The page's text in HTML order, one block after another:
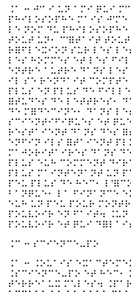
⠨⠁ ⠒ ⠚’⠁⠊ ⠥⠝ ⠁⠍⠊ ⠟⠥⠊
⠏⠓⠊⠇⠕⠎⠕⠏⠓⠑ ⠍⠁⠊⠎
⠇⠑ ⠝⠕⠍ ⠙⠥
⠞⠕⠥⠞ ⠥⠝⠂ ⠉’⠿⠞⠁⠊⠞
⠗⠿⠋⠇⠑⠭⠊⠕⠝ ⠎⠥⠗ ⠇⠑⠎
⠇⠑⠎ ⠓⠕⠍⠍⠑⠎ ⠑⠞ ⠇⠑⠎
⠑⠝⠞⠗⠑ ⠁⠥⠞⠗⠑ ⠙⠁⠝⠎
⠊⠇ ⠎⠑ ⠗⠑⠝⠙⠁⠊⠞ ⠉⠕⠍⠏⠞⠑
⠏⠇⠥⠎ ⠑⠝ ⠏⠇⠥⠎ ⠙⠑
⠿⠞⠥⠙⠑⠎ ⠙⠑ ⠇⠑⠞⠞⠗⠑⠎⠂
⠙⠑ ⠍⠿⠙⠑⠉⠊⠝⠑⠂ ⠙⠁⠝⠎
⠎⠉⠊⠑⠝⠞⠊⠋⠊⠟⠥⠑⠎ ⠑⠞
⠗⠑⠎⠞⠁⠊⠑⠝⠞ ⠙⠁⠝⠎ ⠙⠑⠎
⠑⠝⠋⠊⠝ ⠊⠇⠎ ⠿⠞⠁⠊⠑⠝⠞
⠍⠁⠚⠕⠗⠊⠞⠁⠊⠗⠑⠎ ⠙⠁⠝⠎
⠏⠇⠥⠎ ⠑⠥⠓ ⠉⠕⠍⠍⠑⠝⠞
⠏⠇⠥⠎ ⠍⠁⠊⠝⠞⠑⠝⠁⠝⠞ ⠥⠝
⠏⠑⠥ ⠏⠇⠥⠎ ⠙⠑ ⠓⠑⠉⠂
⠃⠁⠝⠟⠥⠑⠂ ⠇⠁ ⠋⠊⠝⠁⠝⠉⠑
⠑⠥⠓ ⠥⠝ ⠏⠑⠥ ⠏⠕⠥⠗
⠏⠕⠥⠧⠕⠊⠗ ⠑⠝ ⠋⠁⠊⠞⠲
⠏⠕⠥⠧⠕⠊⠗ ⠑⠞ ⠟⠥⠊
⠨⠉ ⠒ ⠎⠉⠊⠑⠝⠉⠑⠤⠏⠕
⠨⠁ ⠒ ⠨⠕⠥⠁⠊⠎
⠨⠎⠉⠊⠑⠝⠉⠑⠤⠏⠕ ⠑⠞ ⠓⠑⠉⠂
⠞⠑⠗⠗⠑⠁⠥⠭ ⠍⠡⠇⠑⠎⠲